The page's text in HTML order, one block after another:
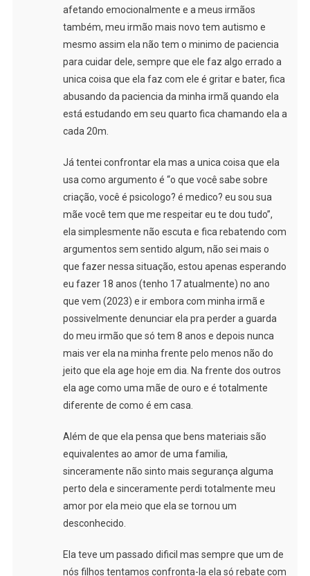
afetando emocionalmente e a meus irmãos
também, meu irmão mais novo tem autismo e
mesmo assim ela não tem o minimo de paciencia
para cuidar dele, sempre que ele faz algo errado a
unica coisa que ela faz com ele é gritar e bater, fica
abusando da paciencia da minha irmã quando ela
está estudando em seu quarto fica chamando ela a
cada 20m.
Já tentei confrontar ela mas a unica coisa que ela
usa como argumento é “o que você sabe sobre
criação, você é psicologo? é medico? eu sou sua
mãe você tem que me respeitar eu te dou tudo”,
ela simplesmente não escuta e fica rebatendo com
argumentos sem sentido algum, não sei mais o
que fazer nessa situação, estou apenas esperando
eu fazer 18 anos (tenho 17 atualmente) no ano
que vem (2023) e ir embora com minha irmã e
possivelmente denunciar ela pra perder a guarda
do meu irmão que só tem 8 anos e depois nunca
mais ver ela na minha frente pelo menos não do
jeito que ela age hoje em dia. Na frente dos outros
ela age como uma mãe de ouro e é totalmente
diferente de como é em casa.
Além de que ela pensa que bens materiais são
equivalentes ao amor de uma familia,
sinceramente não sinto mais segurança alguma
perto dela e sinceramente perdi totalmente meu
amor por ela meio que ela se tornou um
desconhecido.
Ela teve um passado dificil mas sempre que um de
nós filhos tentamos confronta-la ela só rebate com